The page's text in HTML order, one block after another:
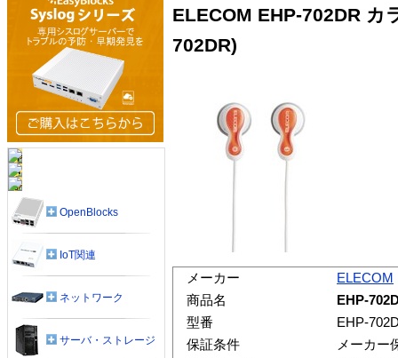
ELECOM EHP-702DR カ
702DR)
メーカー
ELECOM
商品名
EHP-
型番
EHP-
保証条件
メーカー
OpenBlocks
IoT関連
ネットワーク
サーバ・ストレージ